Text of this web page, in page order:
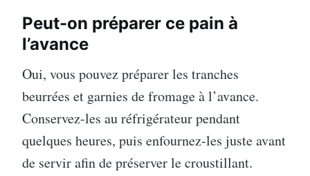
Peut-on préparer ce pain à
l’avance
Oui, vous pouvez préparer les tranches
beurrées et garnies de fromage à l’avance.
Conservez-les au réfrigérateur pendant
quelques heures, puis enfournez-les juste avant
de servir afin de préserver le croustillant.